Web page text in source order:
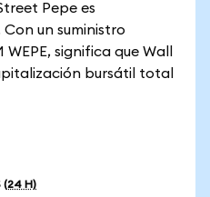
Pepe es
un suministro
significa que Wall
bursátil total
(24 H)